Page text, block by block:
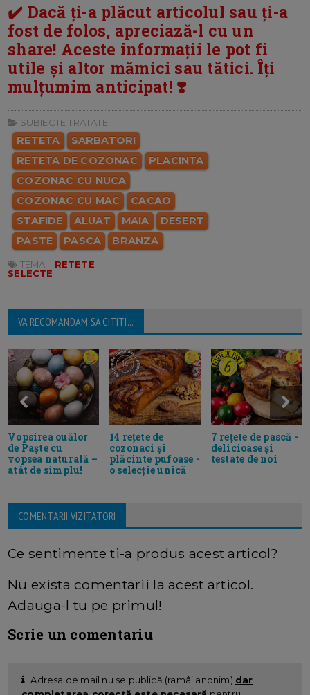
✔️ Dacă ți-a plăcut articolul sau ți-a
fost de folos, apreciază-l cu un
share! Aceste informații le pot fi
utile și altor mămici sau tătici. Îți
mulțumim anticipat! ❣️
SUBIECTE TRATATE:
RETETA
SARBATORI
RETETA DE COZONAC
PLACINTA
COZONAC CU NUCA
COZONAC CU MAC
CACAO
STAFIDE
ALUAT MAIA
DESERT
PASTE
PASCA BRANZA
TEMA:
RETETE
SELECTE
VA RECOMANDAM SA CITITI...
Vopsirea ouălor
de Paște cu
vopsea naturală –
atât de simplu!
14 rețete de
cozonaci și
plăcinte pufoase -
o selecție unică
7 rețete de pască -
delicioase și
testate de noi
COMENTARII VIZITATORI
Ce sentimente ti-a produs acest articol?
Nu exista comentarii la acest articol.
Adauga-l tu pe primul!
Scrie un comentariu
Adresa de mail nu se publică (ramâi anonim) dar